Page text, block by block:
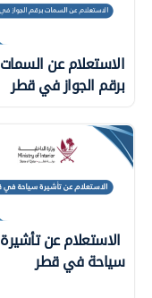
الاستعلام عن السمات
برقم الجواز في قطر
الاستعلام عن تأشيرة
سياحة في قطر